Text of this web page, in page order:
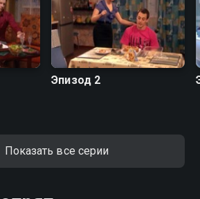
Эпизод 2
Показать все серии